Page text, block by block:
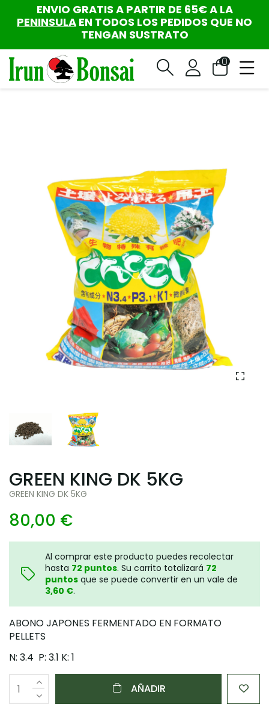
ENVIO GRATIS A PARTIR DE 65€ A LA
PENINSULA EN TODOS LOS PEDIDOS QUE NO
TENGAN SUSTRATO
0
GREEN KING DK 5KG
GREEN KING DK 5KG
80,00 €
Al comprar este producto puedes recolectar
hasta 72 puntos. Su carrito totalizará 72
puntos que se puede convertir en un vale de
3,60 €.
ABONO JAPONES FERMENTADO EN FORMATO
PELLETS
N: 3.4 P: 3.1 K: 1
AÑADIR